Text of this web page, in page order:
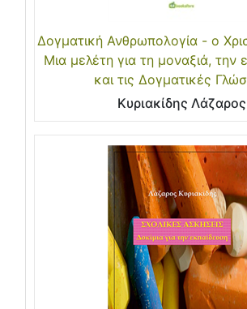
Δογματική Ανθρωπολογία - ο
Μια μελέτη για τη μοναξιά, την
και τις Δογματικές
Κυριακίδης Λάζαρος